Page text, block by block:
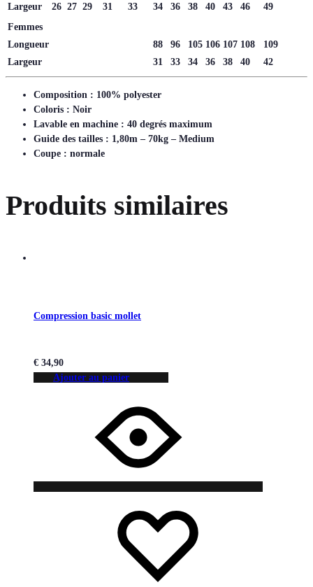
Largeur
26 27 29 31 33 34 36 38 40 43 46
49
Femmes
Longueur
88 96 105 106 107 108
109
Largeur
31 33 34 36 38 40 42
Composition : 100% polyester
Coloris : Noir
Lavable en machine : 40 degrés maximum
Guide des tailles : 1,80m – 70kg – Medium
Coupe : normale
Produits similaires
Compression basic mollet
€ 34,90
Ajouter au panier